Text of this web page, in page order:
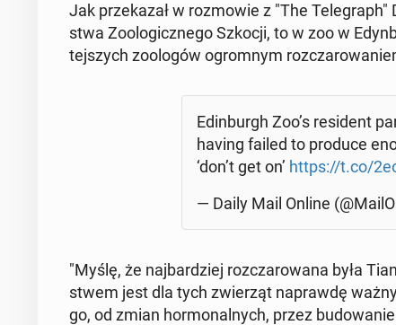
Jak prze­ka­zał w roz­mo­wie z "The
stwa Zoo­lo­gicz­ne­go Szkocji, to w zoo w
tej­szych zoo­lo­gów ogrom­nym
Edin­burgh Zoo’s re­si­dent
having failed to produce
‘don’t get on’ https://t.co/
— Daily Mail Online
"Myślę, że naj­bar­dziej roz­cza­ro­wa­na była
stwem jest dla tych zwie­rząt na­praw­dę
go, od zmian hor­mo­nal­nych, przez